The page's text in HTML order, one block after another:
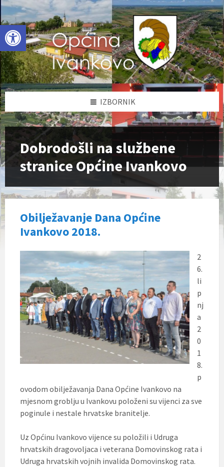
Open toolbar
Skip
to
content
Skip
to
left
sidebar
Skip
to
footer
IZBORNIK
Dobrodošli na službene
stranice Općine Ivankovo
Obilježavanje Dana Općine
Ivankovo 2018.
2
6.
li
p
nj
a
2
0
1
8.
p
ovodom obilježavanja Dana Općine Ivankovo na
mjesnom groblju u Ivankovu položeni su vijenci za sve
poginule i nestale hrvatske branitelje.
Uz Općinu Ivankovo vijence su položili i Udruga
hrvatskih dragovoljaca i veterana Domovinskog rata i
Udruga hrvatskih vojnih invalida Domovinskog rata.